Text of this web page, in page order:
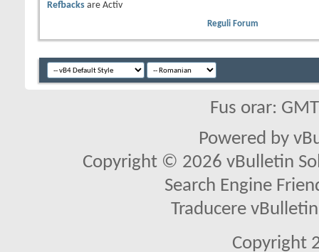
Refbacks are Activ
Reguli Forum
Fus orar:
Powered by
Copyright © 2026 vBulletin
Search Engine
Traducere
Copyright